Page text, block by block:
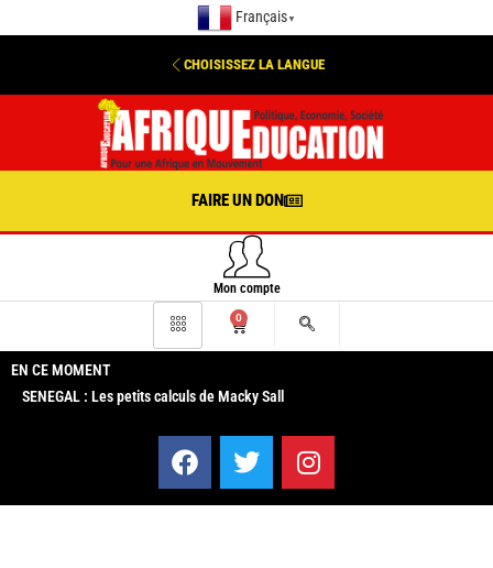
Français ▼
CHOISISSEZ LA LANGUE
FAIRE UN DON
Mon compte
0
EN CE MOMENT
SENEGAL : Les petits calculs de Macky Sall